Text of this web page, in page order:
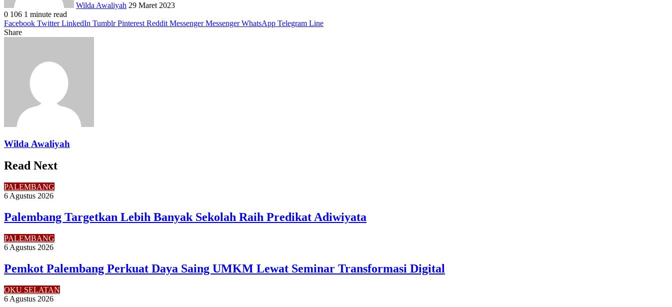
Wilda Awaliyah 29 Maret 2023
0 106 1 minute read
Facebook Twitter LinkedIn Tumblr Pinterest Reddit Messenger Messenger WhatsApp Telegram Line
Share
Wilda Awaliyah
Read Next
PALEMBANG
6 Agustus 2026
Palembang Targetkan Lebih Banyak Sekolah Raih Predikat Adiwiyata
PALEMBANG
6 Agustus 2026
Pemkot Palembang Perkuat Daya Saing UMKM Lewat Seminar Transformasi Digital
OKU SELATAN
6 Agustus 2026